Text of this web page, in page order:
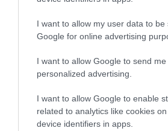
I want to allow my user data to be
Google for online advertising
I want to allow Google to send me
personalized advertising.
I want to allow Google to enable
related to analytics like cookies
device identifiers in apps.